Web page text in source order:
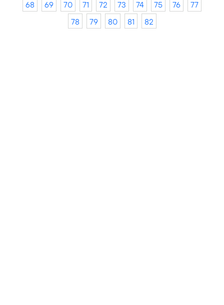
68 69 70 71 72 73 74 75 76
77
78
79 80 81 82